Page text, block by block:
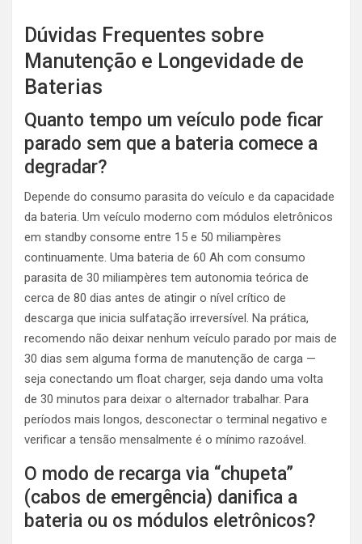
Dúvidas Frequentes sobre
Manutenção e Longevidade de
Baterias
Quanto tempo um veículo pode ficar
parado sem que a bateria comece a
degradar?
Depende do consumo parasita do veículo e da capacidade
da bateria. Um veículo moderno com módulos eletrônicos
em standby consome entre 15 e 50 miliampères
continuamente. Uma bateria de 60 Ah com consumo
parasita de 30 miliampères tem autonomia teórica de
cerca de 80 dias antes de atingir o nível crítico de
descarga que inicia sulfatação irreversível. Na prática,
recomendo não deixar nenhum veículo parado por mais de
30 dias sem alguma forma de manutenção de carga —
seja conectando um float charger, seja dando uma volta
de 30 minutos para deixar o alternador trabalhar. Para
períodos mais longos, desconectar o terminal negativo e
verificar a tensão mensalmente é o mínimo razoável.
O modo de recarga via “chupeta”
(cabos de emergência) danifica a
bateria ou os módulos eletrônicos?